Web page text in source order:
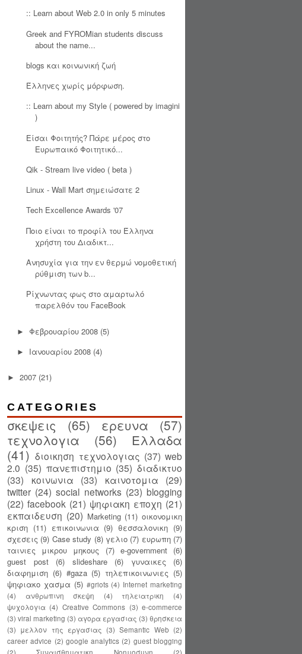
:: Learn about Web 2.0 in only 5 minutes
Greek and FYROMian students discuss
about the name...
blogs και κοινωνική ζωή
Έλληνες χωρίς μόρφωση.
:: Learn about my Style ( powered by imagini
)
Είσαι Φοιτητής? Πάρε μέρος στο
Ευρωπαικό Φοιτητικό...
Qik - Stream live video ( beta )
Linux - Wall Mart σημειώσατε 2
Tech Excellence Awards '07
Ποιο είναι το προφίλ του Έλληνα
χρήστη του Διαδικτ...
Ανησυχία για την εν θερμώ νομοθετική
ρύθμιση των b...
Ρίχνωντας φως στο αμαρτωλό
παρελθόν του FaceBook
► Φεβρουαρίου 2008 (5)
► Ιανουαρίου 2008 (4)
► 2007 (21)
CATEGORIES
σκεψεις (65) ερευνα
(57)
τεχνολογια
(56)
Ελλαδα
(41) διοικηση τεχνολογιας (37) web
2.0 (35) πανεπιστημιο (35) διαδικτυο
(33)
κοινωνια (33) καινοτομια
(29)
twitter (24) social networks (23) blogging
(22) facebook (21) ψηφιακη εποχη (21)
εκπαιδευση (20) Marketing (11) οικονομικη
κριση (11) επικοινωνια (9) θεσσαλονικη (9)
σχεσεις (9) Case study (8) γελιο (7) ευρωπη (7)
ταινιες μικρου μηκους
(7) e-government (6)
guest post
(6) slideshare (6) γυναικες
(6)
διαφημιση (6) #gaza (5) τηλεπικοινωνιες (5)
ψηφιακο χασμα (5) #griots (4) Internet marketing
(4)
ανθρωπινη σκεψη (4) τηλειατρικη
(4)
ψυχολογια (4) Creative Commons (3) e-commerce
(3) viral marketing (3) αγορα εργασιας (3) θρησκεια
(3) μελλον της εργασιας (3) Semantic Web (2)
career advice (2) google analytics (2) guest blogging